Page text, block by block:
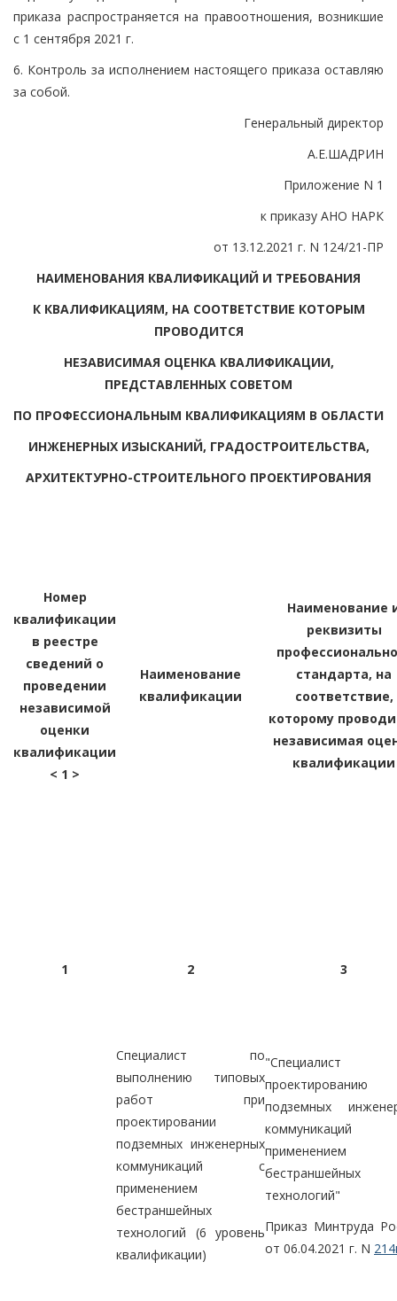
приказа распространяется на правоотношения, возникшие
с 1 сентября 2021 г.
6. Контроль за исполнением настоящего приказа оставляю
за собой.
Генеральный директор
А.Е.ШАДРИН
Приложение N 1
к приказу АНО НАРК
от 13.12.2021 г. N 124/21-ПР
НАИМЕНОВАНИЯ КВАЛИФИКАЦИЙ И ТРЕБОВАНИЯ
К КВАЛИФИКАЦИЯМ, НА СООТВЕТСТВИЕ КОТОРЫМ
ПРОВОДИТСЯ
НЕЗАВИСИМАЯ ОЦЕНКА КВАЛИФИКАЦИИ,
ПРЕДСТАВЛЕННЫХ СОВЕТОМ
ПО ПРОФЕССИОНАЛЬНЫМ КВАЛИФИКАЦИЯМ В ОБЛАСТИ
ИНЖЕНЕРНЫХ ИЗЫСКАНИЙ, ГРАДОСТРОИТЕЛЬСТВА,
АРХИТЕКТУРНО-СТРОИТЕЛЬНОГО ПРОЕКТИРОВАНИЯ
Номер
квалификации
в реестре
сведений о
проведении
независимой
оценки
квалификации
< 1 >
Наименование
квалификации
Наименование
реквизиты
стандарта, на
соответствие,
которому
независимая
квалификации
1 2 3
Специалист по
выполнению типовых
работ при
проектировании
подземных инженерных
коммуникаций с
применением
бестраншейных
технологий (6 уровень
квалификации)
"Специалист
проектированию
подземных
применением
бестраншейных
технологий"
Приказ Минтруда
от 06.04.2021 г. N